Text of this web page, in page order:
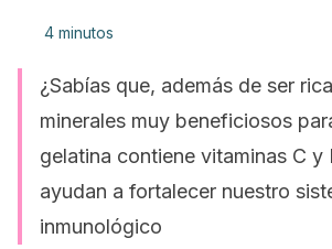
4 minutos
¿Sabías que, además de ser
minerales muy beneficiosos
gelatina contiene vitaminas C y
ayudan a fortalecer nuestro
inmunológico